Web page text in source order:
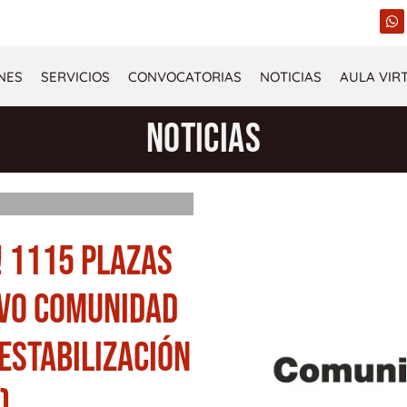
W
h
s
a
p
SERVICIOS CONVOCATORIAS NOTICIAS AULA
NOTICIAS
1115 PLAZAS
COMUNIDAD